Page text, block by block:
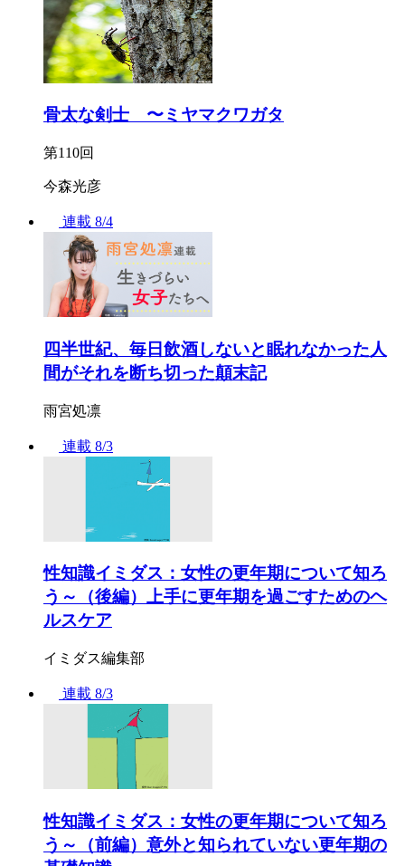
骨太な剣士 〜ミヤマクワガタ
第110回
今森光彦
連載 8/4
四半世紀、毎日飲酒しないと眠れなかった人
間がそれを断ち切った顛末記
雨宮処凛
連載 8/3
性知識イミダス：女性の更年期について知ろ
う～（後編）上手に更年期を過ごすためのヘ
ルスケア
イミダス編集部
連載 8/3
性知識イミダス：女性の更年期について知ろ
う～（前編）意外と知られていない更年期の